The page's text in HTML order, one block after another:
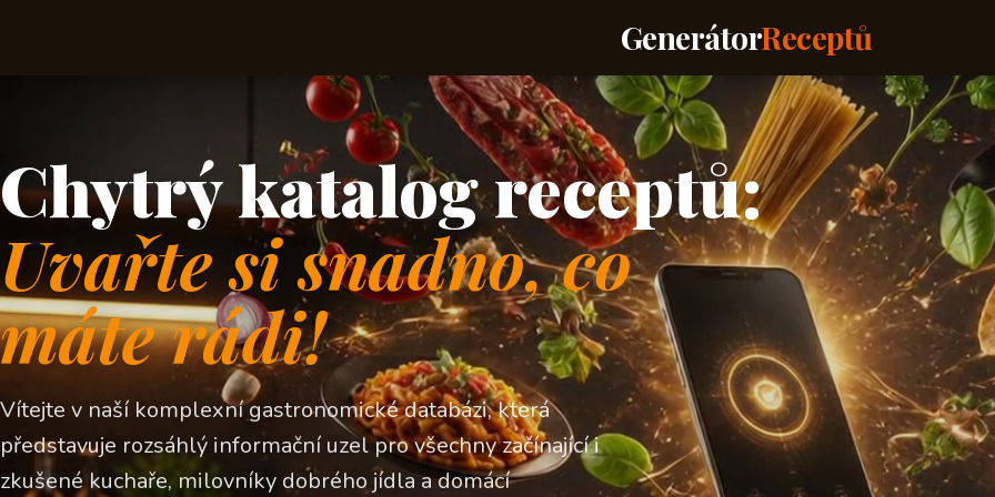
GenerátorReceptů
Chytrý katalog receptů:
Uvařte si snadno, co
máte rádi!
Vítejte v naší komplexní gastronomické databázi, která
představuje rozsáhlý informační uzel pro všechny začínající i
zkušené kuchaře, milovníky dobrého jídla a domácí